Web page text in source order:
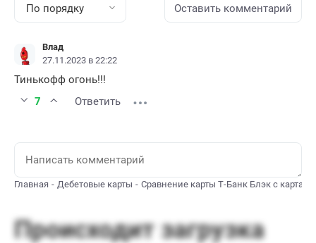
По порядку Оставить комментарий
Влад
27.11.2023 в 22:22
Тинькофф огонь!!!
7
Ответить
Главная Дебетовые карты Сравнение карты Т-Банк Блэк с